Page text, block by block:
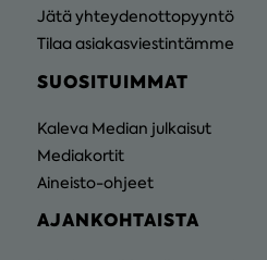
Jätä yhteydenottopyyntö
Tilaa asiakasviestintämme
SUOSITUIMMAT
Kaleva Median julkaisut
Mediakortit
Aineisto-ohjeet
AJANKOHTAISTA